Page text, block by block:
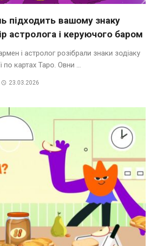
підходить вашому знаку
астролога і керуючого баром
і астролог розібрали знаки зодіаку
по картах Таро. Овни ...
23.03.2026